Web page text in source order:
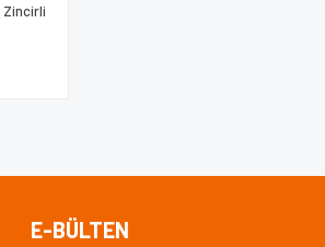
Zincirli
E-BÜLTEN